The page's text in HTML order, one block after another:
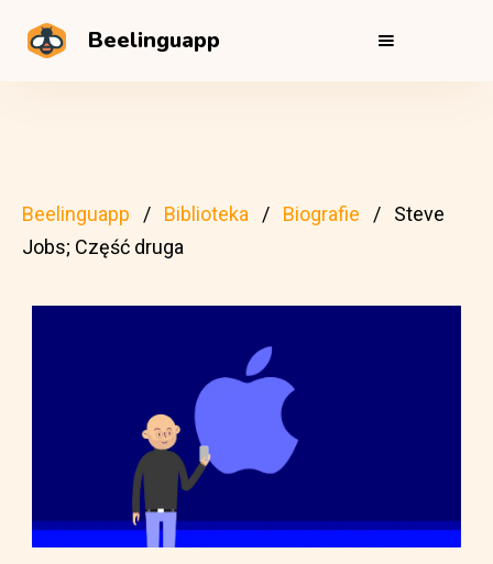
Beelinguapp
Beelinguapp Biblioteka Biografie
Steve
Jobs; Część druga